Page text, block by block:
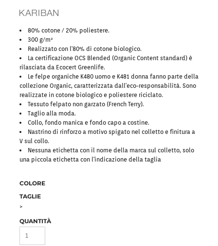
80% cotone / 20% poliestere.
300 g/m²
Realizzato con l'80% di cotone biologico.
La certificazione OCS Blended (Organic Content standard) è
rilasciata da Ecocert Greenlife.
Le felpe organiche K480 uomo e K481 donna fanno parte della
collezione Organic, caratterizzata dall'eco-responsabilità. Sono
realizzate in cotone biologico e poliestere riciclato.
Tessuto felpato non garzato (French Terry).
Taglio alla moda.
Collo, fondo manica e fondo capo a costine.
Nastrino di rinforzo a motivo spigato nel colletto e finitura a
V sul collo.
Nessuna etichetta con il nome della marca sul colletto, solo
una piccola etichetta con l'indicazione della taglia
COLORE
TAGLIE
>
QUANTITÀ